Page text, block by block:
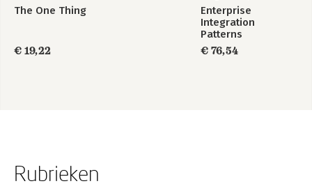
The One Thing
€ 19,22
Enterprise
Integration
Patterns
€ 76,54
Rubrieken